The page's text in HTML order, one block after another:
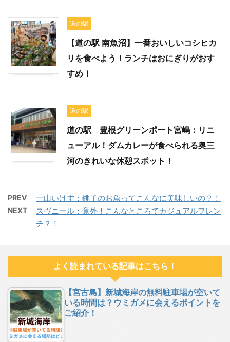
道の駅
【道の駅 南魚沼】一番おいしいコシヒカ
リを食べよう！ランチはおにぎりがおす
すめ！
道の駅
道の駅 豊根グリーンポート宮嶋：リニ
ューアル！ダムカレーが食べられる奥三
河のきれいな休憩スポット！
PREV 一山いけす：銚子のお魚ってこんなに美味しいの？！
NEXT
スヴニール：意外！こんなところでカジュアルフレン
チ？！
よく読まれている記事はこちら！
【宮古島】新城海岸の無料駐車場が空いて
いる時間は？ウミガメに会えるポイントを
ご紹介！